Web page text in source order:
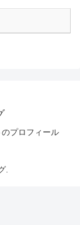
プロフィール
.